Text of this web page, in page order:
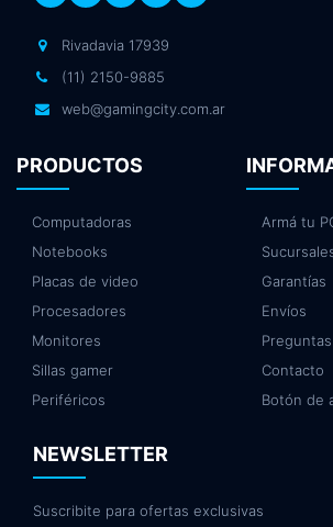
Rivadavia 17939
(11) 2150-9885
web@gamingcity.com.ar
PRODUCTOS
Computadoras
Notebooks
Placas de video
Procesadores
Monitores
Sillas gamer
Periféricos
Armá tu
Garantías
Envíos
Contacto
Botón de
NEWSLETTER
Suscribite para ofertas exclusivas